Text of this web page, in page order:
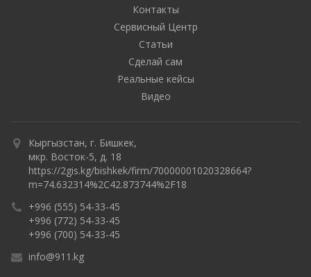
Контакты
Сервисный Центр
Статьи
Сделай сам
Реальные кейсы
Видео
Кыргызстан, г. Бишкек,
мкр. Восток-5, д. 18
https://2gis.kg/bishkek/firm/70000001020328664?
m=74.632314%2C42.873744%2F18
+996 (555) 54-33-45
+996 (772) 54-33-45
+996 (700) 54-33-45
info@911.kg